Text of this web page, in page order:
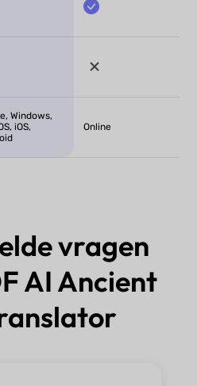
Windows,
iOS,
Online
vragen
AI Ancient